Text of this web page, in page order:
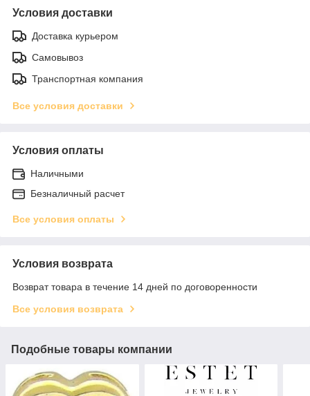
Условия доставки
Доставка курьером
Самовывоз
Транспортная компания
Все условия доставки
Условия оплаты
Наличными
Безналичный расчет
Все условия оплаты
Условия возврата
Возврат товара в течение 14 дней по договоренности
Все условия возврата
Подобные товары компании